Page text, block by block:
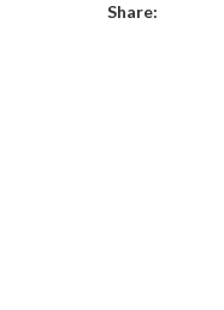
Share: